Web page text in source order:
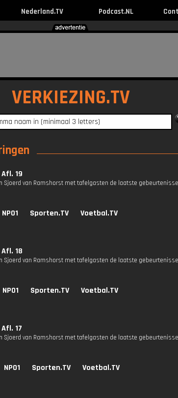
Nederland.TV Podcast.NL
VERKIEZING.TV
19
Sjoerd van Ramshorst met tafelgasten de laatste
NPO1 Sporten.TV Voetbal.TV
18
Sjoerd van Ramshorst met tafelgasten de laatste
NPO1 Sporten.TV Voetbal.TV
17
Sjoerd van Ramshorst met tafelgasten de laatste
NPO1 Sporten.TV Voetbal.TV